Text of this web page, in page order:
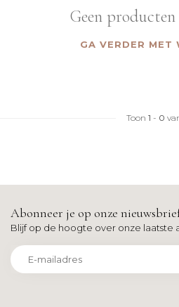
Geen producten
GA VERDER MET
Toon 1 - 0
Abonneer je op onze
Blijf op de hoogte over onze laatste